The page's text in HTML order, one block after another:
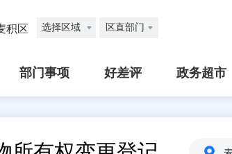
积区 选择区域 区直部门
部门事项 好差评 政务超市